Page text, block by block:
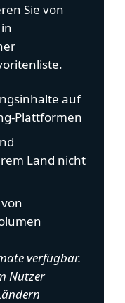
Sie von
auf
Plattformen
Land nicht
verfügbar.
Nutzer